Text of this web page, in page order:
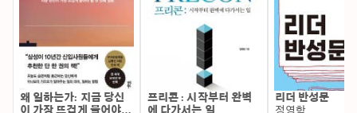
왜 일하는가: 지금 당신
이 가장 뜨겁게 물어야
프리콘 : 시작부터 완벽
에 다가서는 일
리더 반성문
정영학